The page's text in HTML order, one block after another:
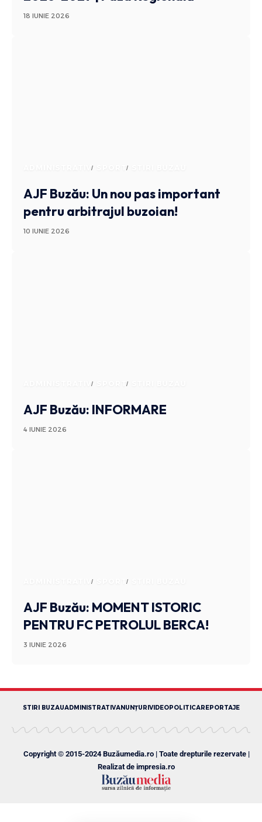
18 IUNIE 2026
ADMINISTRATIV SPORT
AJF Buzău: Un nou pas important
pentru arbitrajul buzoian!
10 IUNIE 2026
ADMINISTRATIV SPORT
AJF Buzău: INFORMARE
4 IUNIE 2026
ADMINISTRATIV SPORT
AJF Buzău: MOMENT ISTORIC
PENTRU FC PETROLUL BERCA!
3 IUNIE 2026
STIRI BUZAUADMINISTRATIVANUNȚURI VIDEOPOLITICAREPORTAJE
Copyright © 2015-2024 Buzăumedia.ro | Toate drepturile rezervate |
Realizat de impresia.ro